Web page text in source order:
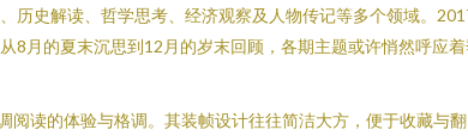
历史解读、哲学思考、经济观察及人物传记等多个领域。
8月的夏末沉思到12月的岁末回顾，各期主题或许悄然呼应
阅读的体验与格调。其装帧设计往往简洁大方，便于收藏与